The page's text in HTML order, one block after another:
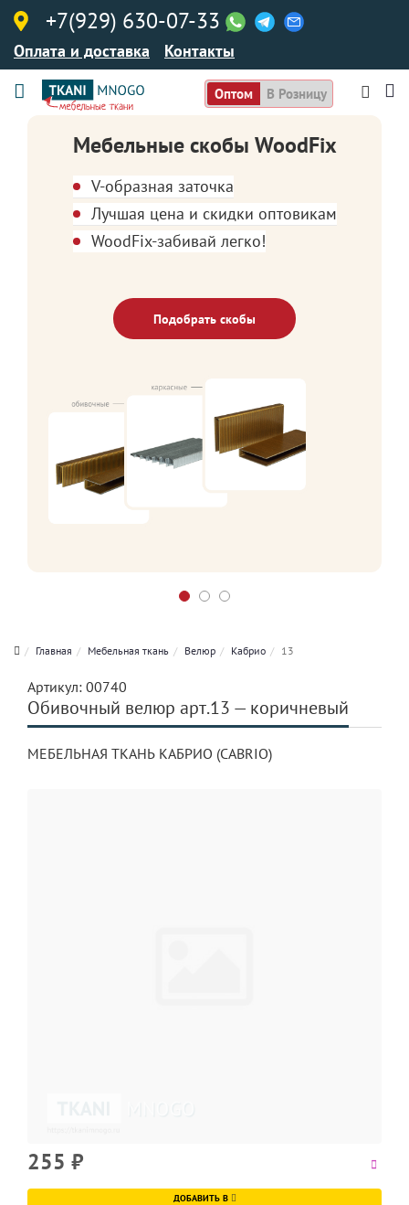
+7(929) 630-07-33
Оплата и доставка Контакты
Оптом В Розницу
Мебельные скобы WoodFix
V-образная заточка
Лучшая цена и скидки оптовикам
WoodFix-забивай легко!
Подобрать скобы
Главная Мебельная ткань Велюр Кабрио 13
Артикул: 00740
Обивочный велюр арт.13 — коричневый
МЕБЕЛЬНАЯ ТКАНЬ КАБРИО (CABRIO)
255 ₽
ДОБАВИТЬ В